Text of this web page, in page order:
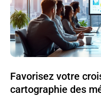
Favorisez votre
cartographie des